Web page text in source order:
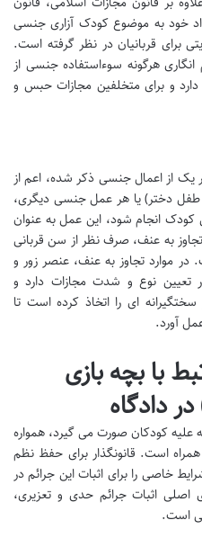
خود به موضوع کودک آزاری جنسی
برای قربانیان در نظر گرفته است.
انگاری هرگونه سوءاستفاده جنسی از
و برای متخلفین مجازات حبس و
یک از اعمال جنسی ذکر شده، اعم از
طفل دختر) یا هر عمل جنسی دیگری،
کودک انجام شود، این عمل به عنوان
به عنف، صرف نظر از سن قربانی
در موارد تجاوز به عنف، عنصر زور و
تعیین نوع و شدت مجازات دارد و
سختگیرانه ای را اتخاذ کرده است تا
آورد.
با بچه بازی
دادگاه
علیه کودکان صورت می گیرد، همواره
است. قانونگذار برای حفظ نظم
خاصی را برای اثبات این جرائم در
اثبات جرائم حدی و تعزیری،
است.